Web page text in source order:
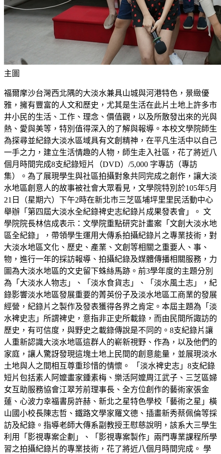
主圖
福爾摩沙台灣西北隅的大淡水兼具山城與河港特色，景緻優
雅，擁有豐富的人文和歷史，尤其是生活在此片土地上許多市
井小民的生活、工作、理念、價值觀，以及所散發出來的光與
熱、愛與美等，特別值得深入的了解與報導。本校文學院師生
為探尋並紀錄大淡水區域具有文創精神，在平凡生活中以自己
一手之力，建立生活情趣的人物，師生走入社區，花了將近八
個月時間完成8支紀錄短片（DVD）/5,000 字專訪（專訪
集）。為了展現學生與社區拍攝對象共同完成之創作，讓大淡
水地區創意人的故事被社會大眾看見，文學院特別於105年5月
21日（星期六）下午2時在新北市三芝區埔坪里里民活動中心
舉辦「第四屆大淡水全紀錄裨史志紀錄片成果發表會」。 文
學院院長林信成表示：文學院重點研究計畫案「文創大淡水地
區全紀錄」，帶領學生運用大傳系拍攝紀錄片之專業技術，對
大淡水地區文化、歷史、產業、文創等相關之重要人、事、
物，進行一年的採訪報導、拍攝紀錄及媒體傳播相關服務，力
圖為大淡水地區的文史留下蛛絲馬跡。前3學年度的主題分別
為「大淡水人物志」、「淡水食貨志」、「淡水風土志」，紀
錄影響淡水地區發展重要的菁英份子及淡水地區工商業的發展
經營，紀錄片之製作及發表獲得各界之肯定。本屆主題為「淡
水裨史志」所謂裨史，意指非正史所載錄，而由民間所諏訪的
歷史，有可信度，與野史之載錄傳說是不同的。8支紀錄片讓
人重新認識大淡水地區這群人的嶄新視野、作為，以及他們的
家庭，讓人驚訝發現這塊土地上民間的創意能量，並展現淡水
土地與人之間相互尊重珍惜的情懷。 「淡水裨史志」8支紀錄
短片包括素人阿嬤畫家鍾素梅、樂活阿嬤周江武子、三芝區婦
女互助服務協會江翠芳前理事長、全方位創作的藝術家張金
蓮、心波力幸福書房許赫、新北之星特色學校「藝術之星」橫
山國小校長陳志哲、鐵路文學家羅文德、插畫新秀蔡佩倫等採
訪及紀錄。指導老師大傳系副教授王慰慈說明，該系大三學生
利用「影視專案企劃」、「影視專案製作」兩門專業課程所學
習之拍攝紀錄片的專業技術，花了將近八個月時間完成。 學